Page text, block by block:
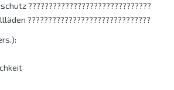
??????????????????????????????
??????????????????????????????